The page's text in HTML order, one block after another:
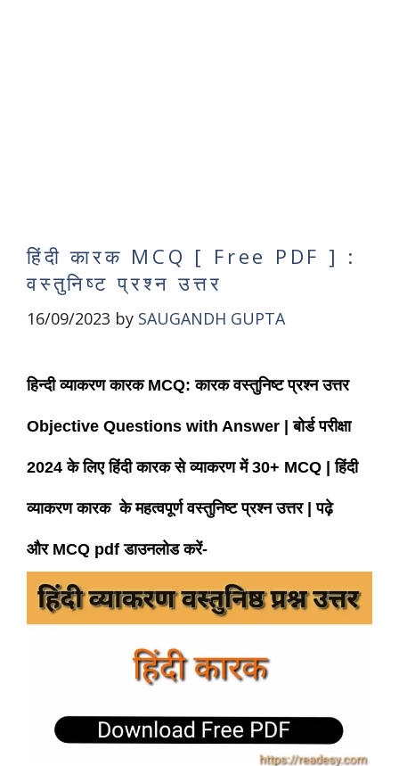
हिंदी कारक MCQ [ Free PDF ] :
वस्तुनिष्ट प्रश्न उत्तर
16/09/2023 by SAUGANDH GUPTA
हिन्दी व्याकरण कारक MCQ: कारक वस्तुनिष्ट प्रश्न उत्तर
Objective Questions with Answer | बोर्ड परीक्षा
2024 के लिए हिंदी कारक से व्याकरण में 30+ MCQ | हिंदी
व्याकरण कारक के महत्वपूर्ण वस्तुनिष्ट प्रश्न उत्तर | पढ़े
औरMCQ pdfडाउनलोड करें-